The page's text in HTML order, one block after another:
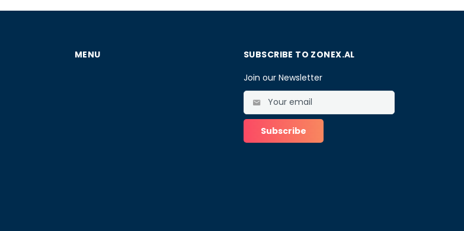
MENU
SUBSCRIBE TO ZONEX.AL
Join our Newsletter